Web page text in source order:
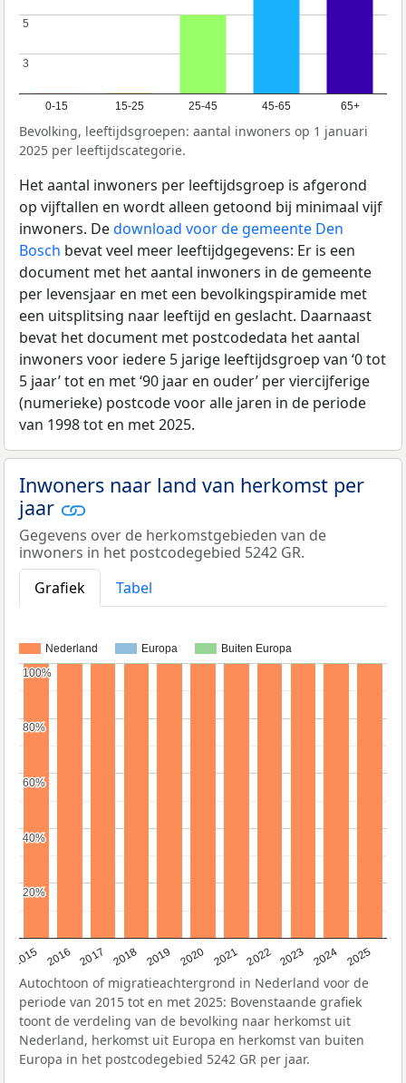
0-15 15-25 25-45 45-65 65+
3
3
5
5
Bevolking, leeftijdsgroepen: aantal inwoners op 1 januari
2025 per leeftijdscategorie.
Het aantal inwoners per leeftijdsgroep is afgerond
op vijftallen en wordt alleen getoond bij minimaal vijf
inwoners. Dedownload voor de gemeente Den
Bosch bevat veel meer leeftijdgegevens: Er is een
document met het aantal inwoners in de gemeente
per levensjaar en met een bevolkingspiramide met
een uitsplitsing naar leeftijd en geslacht. Daarnaast
bevat het document met postcodedata het aantal
inwoners voor iedere 5 jarige leeftijdsgroep van ‘0 tot
5 jaar’ tot en met ‘90 jaar en ouder’ per viercijferige
(numerieke) postcode voor alle jaren in de periode
van 1998 tot en met 2025.
Inwoners naar land van herkomst per
jaar
Gegevens over de herkomstgebieden van de
inwoners in het postcodegebied 5242 GR.
Grafiek
Tabel
Nederland Europa Buiten Europa
2015 2016 2017 2018 2019 2020 2021 2022 2023 2024 2025
20%
20%
40%
40%
60%
60%
80%
80%
100%
100%
Autochtoon of migratieachtergrond in Nederland voor de
periode van 2015 tot en met 2025: Bovenstaande grafiek
toont de verdeling van de bevolking naar herkomst uit
Nederland, herkomst uit Europa en herkomst van buiten
Europa in het postcodegebied 5242 GR per jaar.